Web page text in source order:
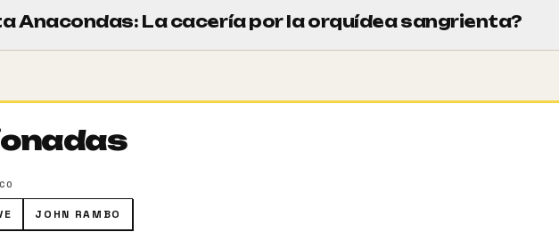
Anacondas: La cacería por la orquídea sangrienta?
juventud, incluso de la inmortalidad. Pero pronto descubren que la orquídea
y su vitalidad.
JOHN RAMBO